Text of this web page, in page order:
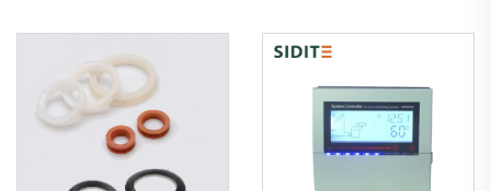
chauffe-eau
domestique autonome
alimentée par
l'énergie solaire pour
hôtels
SUS304/316/2205 pour
le Stockage d'Eau
Chaude avec Pompe à
Chaleur et Collecteur
Solaire